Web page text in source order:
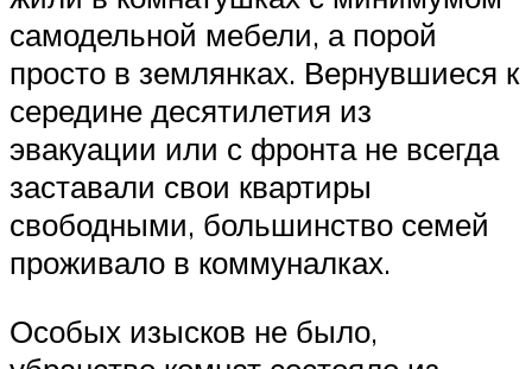
самодельной мебели, а порой
просто в землянках. Вернувшиеся к
середине десятилетия из
эвакуации или с фронта не всегда
заставали свои квартиры
свободными, большинство семей
проживало в коммуналках.
Особых изысков не было,